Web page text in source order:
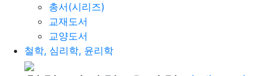
총서(시리즈)
교재도서
교양도서
철학, 심리학, 윤리학